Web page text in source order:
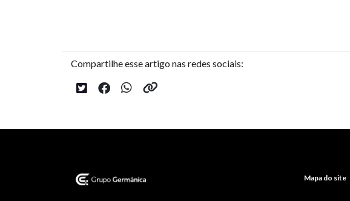
Compartilhe esse artigo nas redes sociais:
Mapa do site